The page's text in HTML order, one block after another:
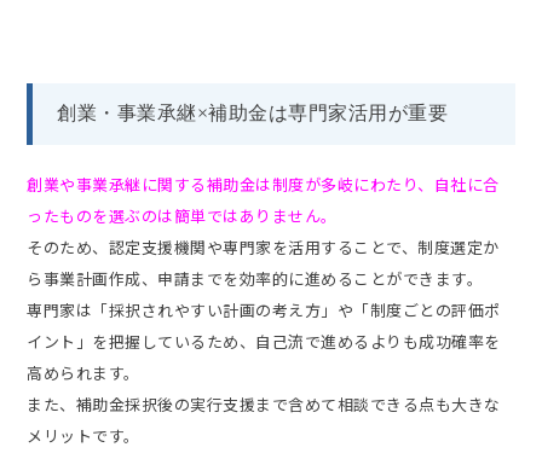
創業・事業承継×補助金は専門家活用が重要
創業や事業承継に関する補助金は制度が多岐にわたり、自社に合
ったものを選ぶのは簡単ではありません。
そのため、認定支援機関や専門家を活用することで、制度選定か
ら事業計画作成、申請までを効率的に進めることができます。
専門家は「採択されやすい計画の考え方」や「制度ごとの評価ポ
イント」を把握しているため、自己流で進めるよりも成功確率を
高められます。
また、補助金採択後の実行支援まで含めて相談できる点も大きな
メリットです。